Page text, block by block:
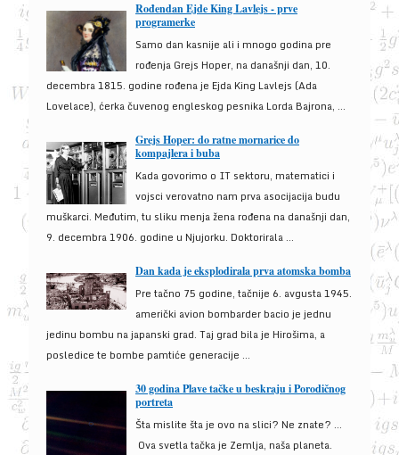
Rođendan Ejde King Lavlejs - prve
programerke
Samo dan kasnije ali i mnogo godina pre
rođenja Grejs Hoper, na današnji dan, 10.
decembra 1815. godine rođena je Ejda King Lavlejs (Ada
Lovelace), ćerka čuvenog engleskog pesnika Lorda Bajrona, ...
Grejs Hoper: do ratne mornarice do
kompajlera i buba
Kada govorimo o IT sektoru, matematici i
vojsci verovatno nam prva asocijacija budu
muškarci. Međutim, tu sliku menja žena rođena na današnji dan,
9. decembra 1906. godine u Njujorku. Doktorirala ...
Dan kada je eksplodirala prva atomska bomba
Pre tačno 75 godine, tačnije 6. avgusta 1945.
američki avion bombarder bacio je jednu
jedinu bombu na japanski grad. Taj grad bila je Hirošima, a
posledice te bombe pamtiće generacije ...
30 godina Plave tačke u beskraju i Porodičnog
portreta
Šta mislite šta je ovo na slici? Ne znate? …
Ova svetla tačka je Zemlja, naša planeta.